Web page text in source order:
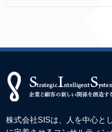
株式会社SISは、人を中心と